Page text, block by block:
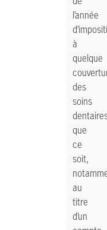
l’année
à
quelque
des
soins
que
ce
soit,
au
titre
d’un